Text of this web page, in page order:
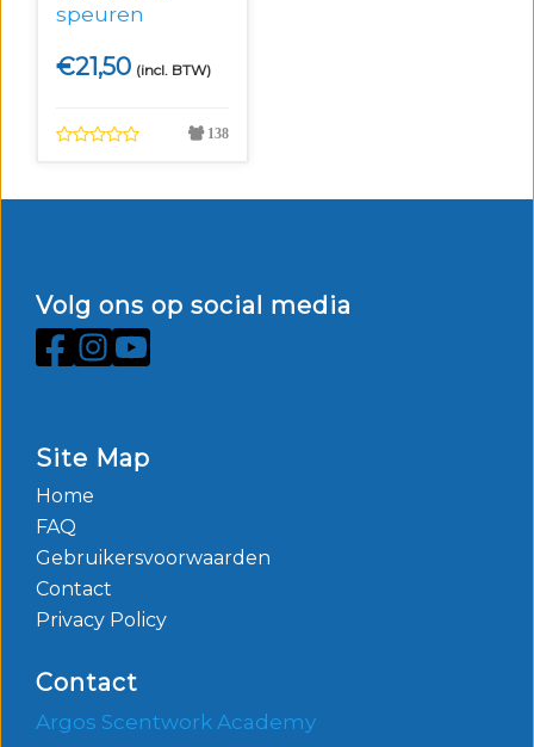
speuren
€21,50 (incl. BTW)
138
Volg ons op social media
Site Map
Home
FAQ
Gebruikersvoorwaarden
Contact
Privacy Policy
Contact
Argos Scentwork Academy